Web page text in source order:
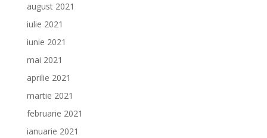
august 2021
iulie 2021
iunie 2021
mai 2021
aprilie 2021
martie 2021
februarie 2021
ianuarie 2021